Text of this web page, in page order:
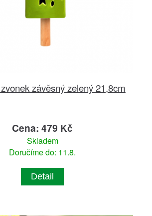
závěsný zelený 21,8cm
Cena: 479 Kč
Skladem
Doručíme do: 11.8.
Detail